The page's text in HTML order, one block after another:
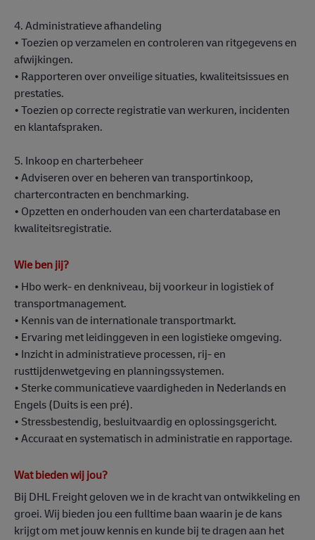
4. Administratieve afhandeling
• Toezien op verzamelen en controleren van ritgegevens en
afwijkingen.
• Rapporteren over onveilige situaties, kwaliteitsissues en
prestaties.
• Toezien op correcte registratie van werkuren, incidenten
en klantafspraken.
5. Inkoop en charterbeheer
• Adviseren over en beheren van transportinkoop,
chartercontracten en benchmarking.
• Opzetten en onderhouden van een charterdatabase en
kwaliteitsregistratie.
Wie ben jij?
• Hbo werk- en denkniveau, bij voorkeur in logistiek of
transportmanagement.
• Kennis van de internationale transportmarkt.
• Ervaring met leidinggeven in een logistieke omgeving.
• Inzicht in administratieve processen, rij- en
rusttijdenwetgeving en planningssystemen.
• Sterke communicatieve vaardigheden in Nederlands en
Engels (Duits is een pré).
• Stressbestendig, besluitvaardig en oplossingsgericht.
• Accuraat en systematisch in administratie en rapportage.
Wat bieden wij jou?
Bij DHL Freight geloven we in de kracht van ontwikkeling en
groei. Wij bieden jou een fulltime baan waarin je de kans
krijgt om met jouw kennis en kunde bij te dragen aan het